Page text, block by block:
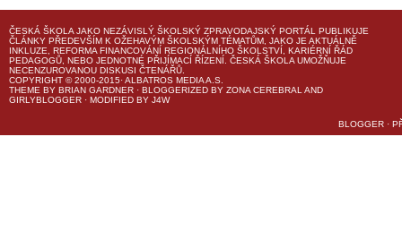
ČESKÁ ŠKOLA JAKO NEZÁVISLÝ ŠKOLSKÝ ZPRAVODAJSKÝ PORTÁL PUBLIKUJE
ČLÁNKY PŘEDEVŠÍM K OŽEHAVÝM ŠKOLSKÝM TÉMATŮM, JAKO JE AKTUÁLNĚ
INKLUZE, REFORMA FINANCOVÁNÍ REGIONÁLNÍHO ŠKOLSTVÍ, KARIÉRNÍ ŘÁD
PEDAGOGŮ, NEBO JEDNOTNÉ PŘIJÍMACÍ ŘÍZENÍ. ČESKÁ ŠKOLA UMOŽŇUJE
NECENZUROVANOU DISKUSI ČTENÁŘŮ.
COPYRIGHT © 2000-2015· ALBATROS MEDIA A.S.
THEME BY BRIAN GARDNER · BLOGGERIZED BY ZONA CEREBRAL AND
GIRLYBLOGGER · MODIFIED BY J4W
BLOGGER ·